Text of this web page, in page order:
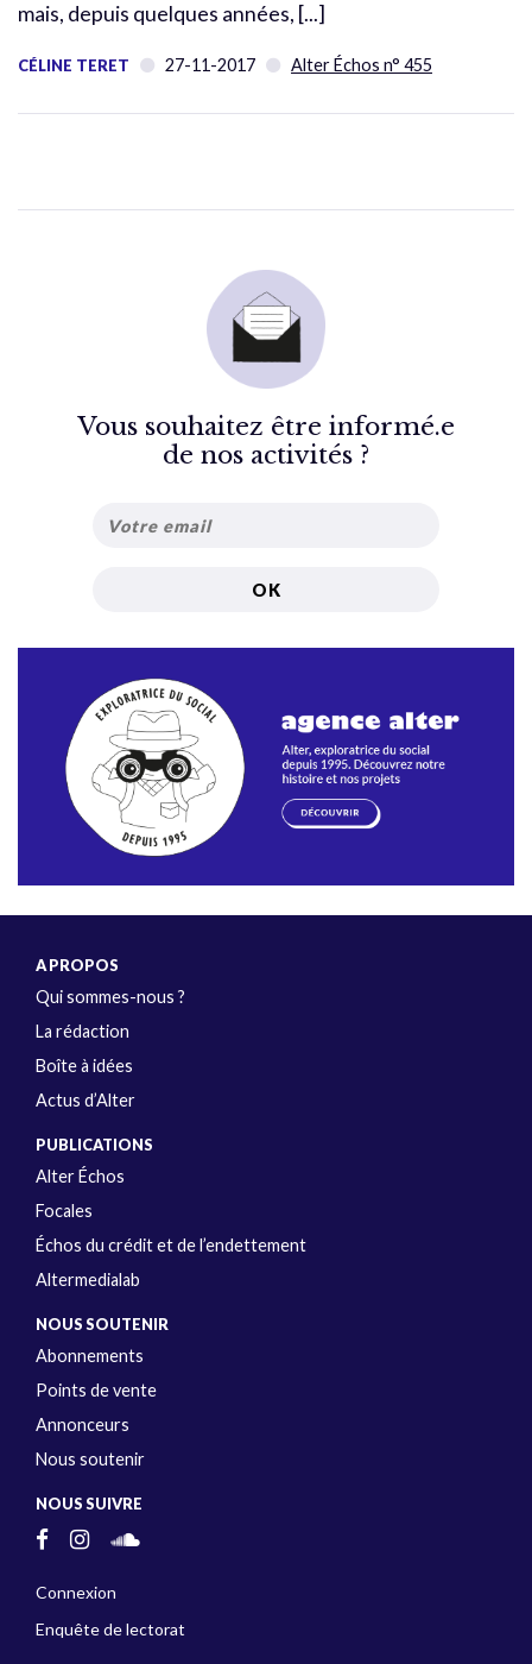
mais, depuis quelques années, [...]
CÉLINE TERET 27-11-2017 Alter Échos n° 455
Vous souhaitez être informé.e
de nos activités ?
A PROPOS
Qui sommes-nous ?
La rédaction
Boîte à idées
Actus d’Alter
PUBLICATIONS
Alter Échos
Focales
Échos du crédit et de l’endettement
Altermedialab
NOUS SOUTENIR
Abonnements
Points de vente
Annonceurs
Nous soutenir
NOUS SUIVRE
Connexion
Enquête de lectorat